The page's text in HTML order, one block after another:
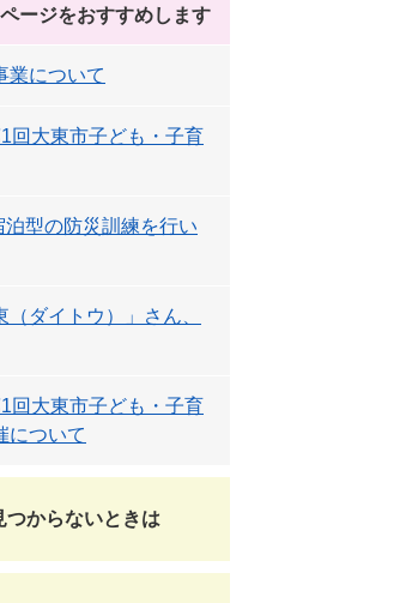
ージをおすすめします
業について
回大東市子ども・子育
泊型の防災訓練を行い
（ダイトウ）」さん、
回大東市子ども・子育
について
つからないときは